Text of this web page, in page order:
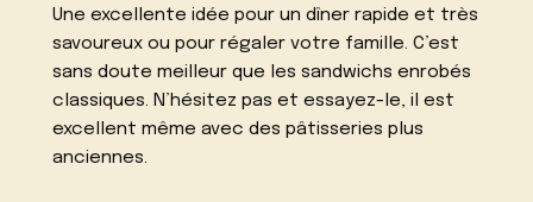
Une excellente idée pour un dîner rapide et très
savoureux ou pour régaler votre famille.C’est
sans doute meilleur que les sandwichs enrobés
classiques. N’hésitez pas et essayez-le, il est
excellent même avec des pâtisseries plus
anciennes.